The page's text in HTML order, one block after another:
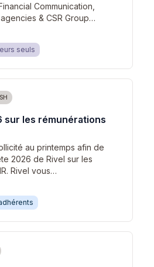
Communication,
& CSR Group…
seuls
sur les rémunérations
au printemps afin de
2026 de Rivel sur les
Rivel vous…